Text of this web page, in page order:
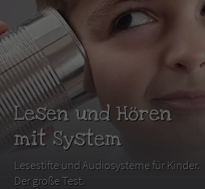
Lesen und Hören
mit System
Lesestifte und Audiosysteme für Kinder.
Der große Test.